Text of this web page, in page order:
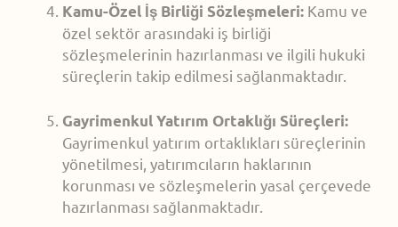
Kamu-Özel İş Birliği Sözleşmeleri: Kamu ve
özel sektör arasındaki iş birliği
sözleşmelerinin hazırlanması ve ilgili hukuki
süreçlerin takip edilmesi sağlanmaktadır.
Gayrimenkul Yatırım Ortaklığı Süreçleri:
Gayrimenkul yatırım ortaklıkları süreçlerinin
yönetilmesi, yatırımcıların haklarının
korunması ve sözleşmelerin yasal çerçevede
hazırlanması sağlanmaktadır.